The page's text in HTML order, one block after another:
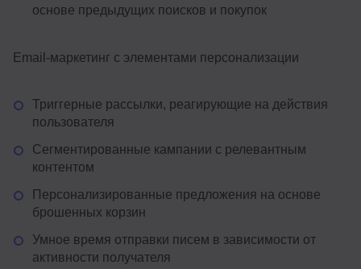
основе предыдущих поисков и покупок
Email-маркетинг с элементами персонализации
Триггерные рассылки, реагирующие на действия
пользователя
Сегментированные кампании с релевантным
контентом
Персонализированные предложения на основе
брошенных корзин
Умное время отправки писем в зависимости от
активности получателя